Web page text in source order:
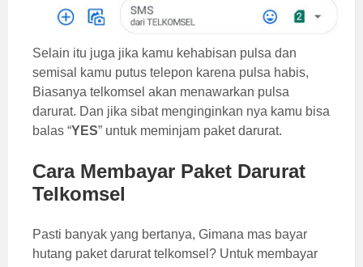
Selain itu juga jika kamu kehabisan pulsa dan
semisal kamu putus telepon karena pulsa habis,
Biasanya telkomsel akan menawarkan pulsa
darurat. Dan jika sibat menginginkan nya kamu bisa
balas “YES” untuk meminjam paket darurat.
Cara Membayar Paket Darurat
Telkomsel
Pasti banyak yang bertanya, Gimana mas bayar
hutang paket darurat telkomsel? Untuk membayar